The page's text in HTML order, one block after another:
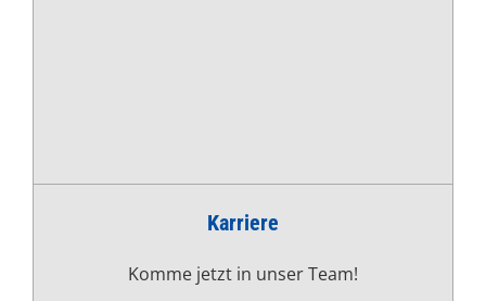
Karriere
Komme jetzt in unser Team!